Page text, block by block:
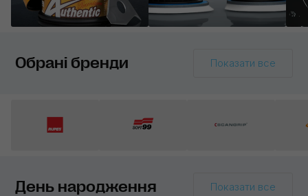
Обрані бренди Показати все
День народження Показати все